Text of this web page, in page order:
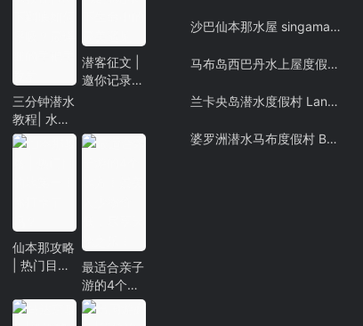
三分钟潜水
教程| 水下
到底如何呼
潜客征文 |
邀你记录下
仙本那攻略
| 热门目的
打卡了吗？
最适合亲子
游的4个地
方！景美人
沙巴仙本那水屋 singamata 新佳马达潜水度假村预定 跳岛游
马布岛西巴丹水上屋度假村swv仙本那水屋潜水考证度假村预订
兰卡央岛潜水度假村 Lankayan 山打根朗卡央 卡帕莱旗下酒店预定 潜客
婆罗洲潜水马布度假村 Borneo Divers 仙本那马步岛预定 诗巴丹 潜客